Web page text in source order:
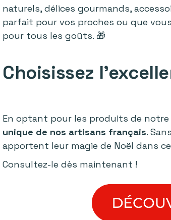
naturels, délices gourmands,
parfait pour vos proches ou que
pour tous les goûts. 🎁
Choisissez
En optant pour les produits de
unique de nos artisans français.
apportent leur magie de Noël dans
Consultez-le dès maintenant !